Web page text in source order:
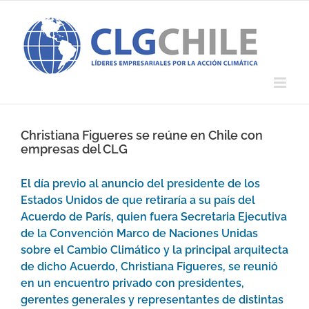
contenido
Christiana Figueres se reúne en Chile con
empresas del CLG
El día previo al anuncio del presidente de los
Estados Unidos de que retiraría a su país del
Acuerdo de París, quien fuera Secretaria Ejecutiva
de la Convención Marco de Naciones Unidas
sobre el Cambio Climático y la principal arquitecta
de dicho Acuerdo, Christiana Figueres, se reunió
en un encuentro privado con presidentes,
gerentes generales y representantes de distintas